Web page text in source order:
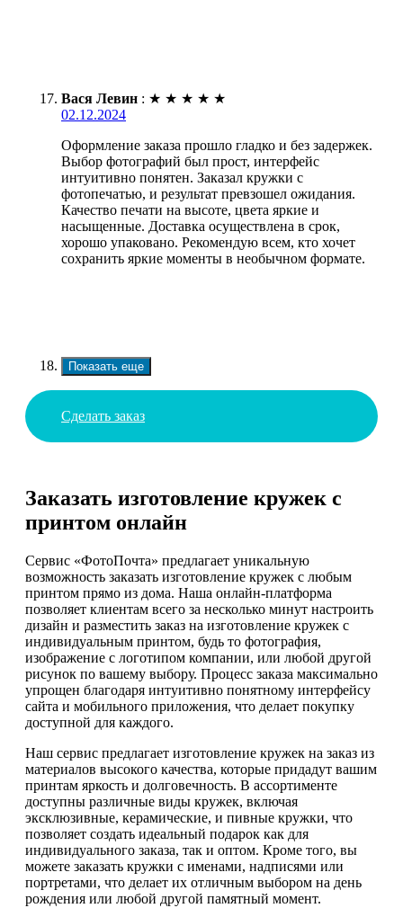
Вася Левин : ★ ★ ★ ★ ★
02.12.2024
Оформление заказа прошло гладко и без задержек.
Выбор фотографий был прост, интерфейс
интуитивно понятен. Заказал кружки с
фотопечатью, и результат превзошел ожидания.
Качество печати на высоте, цвета яркие и
насыщенные. Доставка осуществлена в срок,
хорошо упаковано. Рекомендую всем, кто хочет
сохранить яркие моменты в необычном формате.
Показать еще
Сделать заказ
Заказать изготовление кружек с
принтом онлайн
Сервис «ФотоПочта» предлагает уникальную
возможность заказать изготовление кружек с любым
принтом прямо из дома. Наша онлайн-платформа
позволяет клиентам всего за несколько минут настроить
дизайн и разместить заказ на изготовление кружек с
индивидуальным принтом, будь то фотография,
изображение с логотипом компании, или любой другой
рисунок по вашему выбору. Процесс заказа максимально
упрощен благодаря интуитивно понятному интерфейсу
сайта и мобильного приложения, что делает покупку
доступной для каждого.
Наш сервис предлагает изготовление кружек на заказ из
материалов высокого качества, которые придадут вашим
принтам яркость и долговечность. В ассортименте
доступны различные виды кружек, включая
эксклюзивные, керамические, и пивные кружки, что
позволяет создать идеальный подарок как для
индивидуального заказа, так и оптом. Кроме того, вы
можете заказать кружки с именами, надписями или
портретами, что делает их отличным выбором на день
рождения или любой другой памятный момент.